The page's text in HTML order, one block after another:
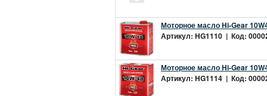
Моторное масло Hi-Gear
Артикул: HG1110 | Код:
Моторное масло Hi-Gear
Артикул: HG1114 | Код: